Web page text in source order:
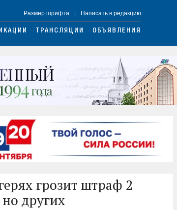
Размер шрифта Написать в редакцию
ТРАНСЛЯЦИИ ОБЪЯВЛЕНИЯ
грозит штраф 2
других